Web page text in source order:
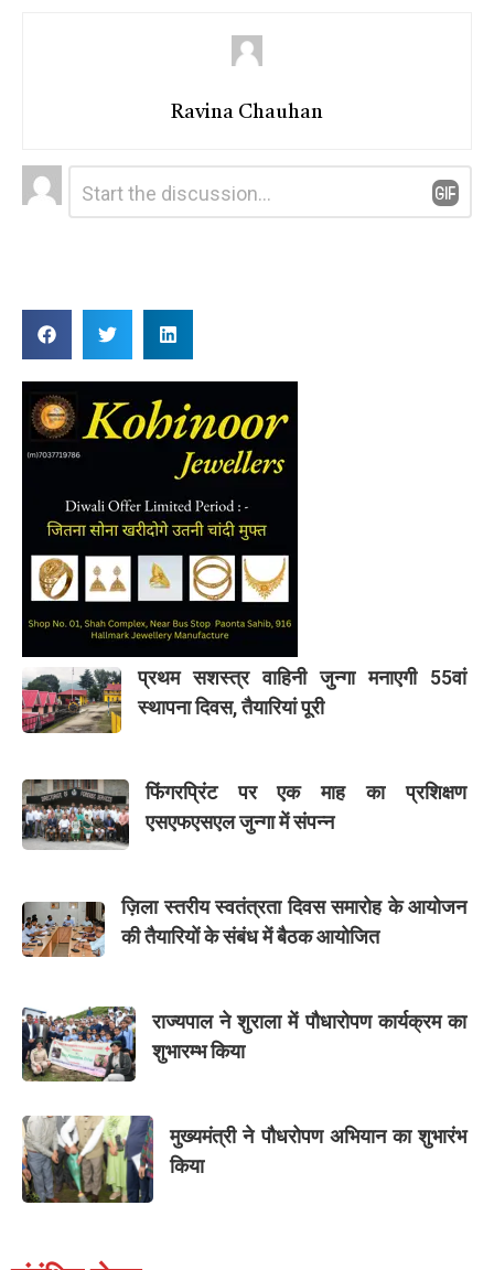
Ravina Chauhan
Leave
a
Comment
प्रथम सशस्त्र वाहिनी जुन्गा मनाएगी 55वां
स्थापना दिवस, तैयारियां पूरी
फिंगरप्रिंट पर एक माह का प्रशिक्षण
एसएफएसएल जुन्गा में संपन्न
ज़िला स्तरीय स्वतंत्रता दिवस समारोह के आयोजन
की तैयारियों के संबंध में बैठक आयोजित
राज्यपाल ने शुराला में पौधारोपण कार्यक्रम का
शुभारम्भ किया
मुख्यमंत्री ने पौधरोपण अभियान का शुभारंभ
किया